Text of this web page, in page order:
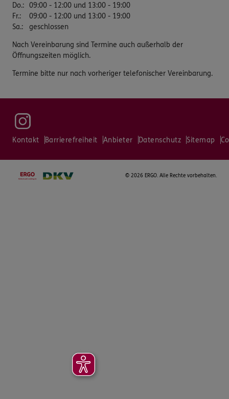
Do.: 09:00 - 12:00 und 13:00 - 19:00
Fr.:
09:00 - 12:00 und 13:00 - 19:00
Sa.: geschlossen
Nach Vereinbarung sind Termine auch außerhalb der
Öffnungszeiten möglich.
Termine bitte nur nach vorheriger telefonischer Vereinbarung.
Kontakt Barrierefreiheit Anbieter Datenschutz Sitemap
© 2026 ERGO. Alle Rechte vorbehalten.